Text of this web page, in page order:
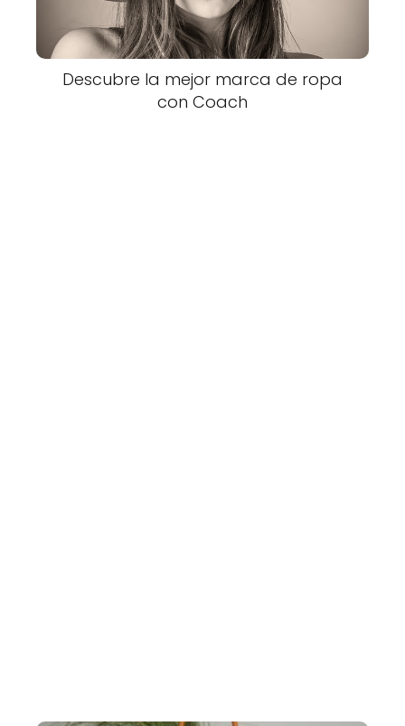
Descubre la mejor marca de ropa
con Coach